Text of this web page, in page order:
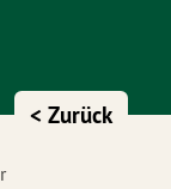
< Zurück